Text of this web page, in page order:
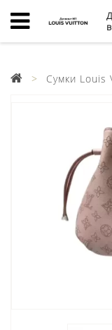
Сумки Louis